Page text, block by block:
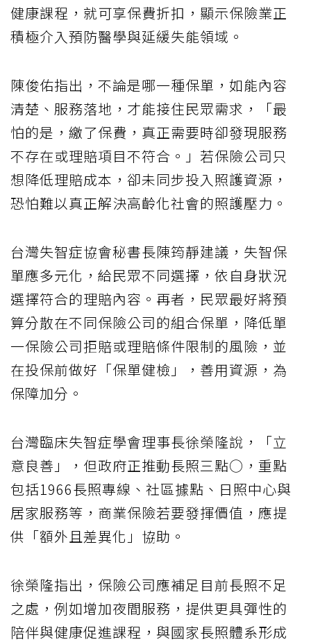
健康課程，就可享保費折扣，顯示保險業正
積極介入預防醫學與延緩失能領域。
陳俊佑指出，不論是哪一種保單，如能內容
清楚、服務落地，才能接住民眾需求，「最
怕的是，繳了保費，真正需要時卻發現服務
不存在或理賠項目不符合。」若保險公司只
想降低理賠成本，卻未同步投入照護資源，
恐怕難以真正解決高齡化社會的照護壓力。
台灣失智症協會秘書長陳筠靜建議，失智保
單應多元化，給民眾不同選擇，依自身狀況
選擇符合的理賠內容。再者，民眾最好將預
算分散在不同保險公司的組合保單，降低單
一保險公司拒賠或理賠條件限制的風險，並
在投保前做好「保單健檢」，善用資源，為
保障加分。
台灣臨床失智症學會理事長徐榮隆說，「立
意良善」，但政府正推動長照三點○，重點
包括1966長照專線、社區據點、日照中心與
居家服務等，商業保險若要發揮價值，應提
供「額外且差異化」協助。
徐榮隆指出，保險公司應補足目前長照不足
之處，例如增加夜間服務，提供更具彈性的
陪伴與健康促進課程，與國家長照體系形成